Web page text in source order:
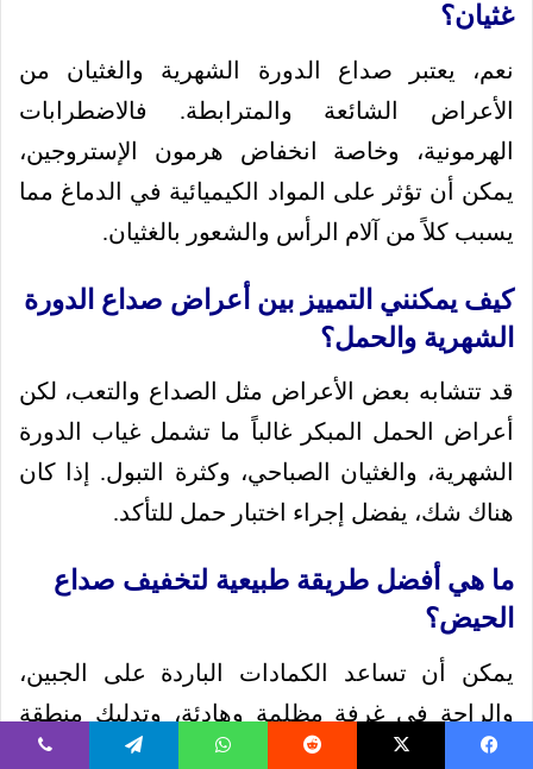
غثيان؟
نعم، يعتبر صداع الدورة الشهرية والغثيان من
الأعراض الشائعة والمترابطة. فالاضطرابات
الهرمونية، وخاصة انخفاض هرمون الإستروجين،
يمكن أن تؤثر على المواد الكيميائية في الدماغ مما
يسبب كلاً من آلام الرأس والشعور بالغثيان.
كيف يمكنني التمييز بين أعراض صداع الدورة
الشهرية والحمل؟
قد تتشابه بعض الأعراض مثل الصداع والتعب، لكن
أعراض الحمل المبكر غالباً ما تشمل غياب الدورة
الشهرية، والغثيان الصباحي، وكثرة التبول. إذا كان
هناك شك، يفضل إجراء اختبار حمل للتأكد.
ما هي أفضل طريقة طبيعية لتخفيف صداع
الحيض؟
يمكن أن تساعد الكمادات الباردة على الجبين،
والراحة في غرفة مظلمة وهادئة، وتدليك منطقة
الصدغين بلطف. كما أن الحفاظ على رطوبة الجسم